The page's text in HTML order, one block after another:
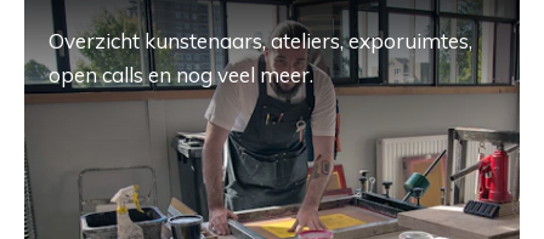
Overzicht kunstenaars, ateliers, exporuimtes,
open calls en nog veel meer.